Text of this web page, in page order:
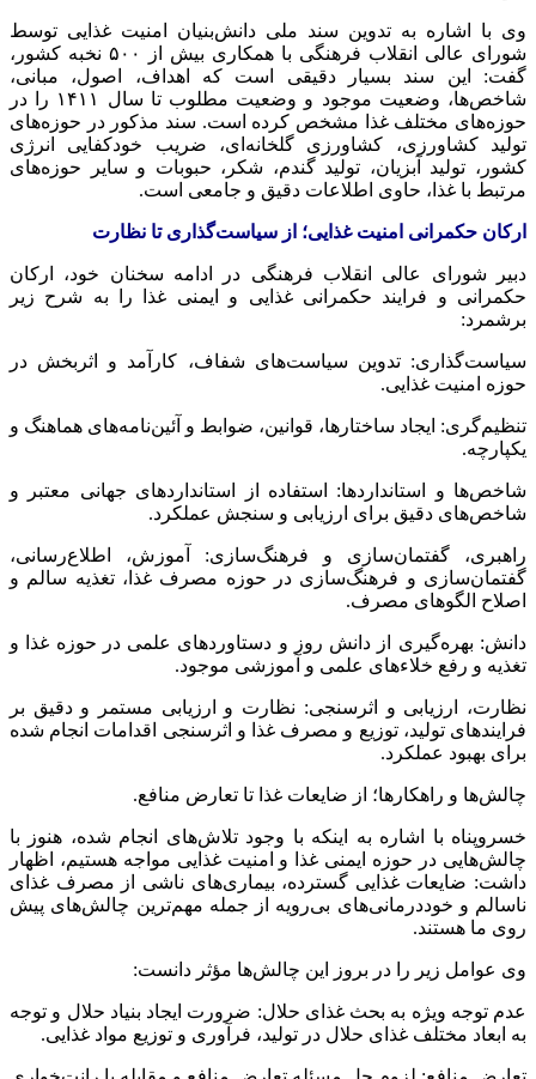
وی با اشاره به تدوین سند ملی دانش‌بنیان امنیت غذایی توسط
شورای عالی انقلاب فرهنگی با همکاری بیش از ۵۰۰ نخبه کشور،
گفت: این سند بسیار دقیقی است که اهداف، اصول، مبانی،
شاخص‌ها، وضعیت موجود و وضعیت مطلوب تا سال ۱۴۱۱ را در
حوزه‌های مختلف غذا مشخص کرده است. سند مذکور در حوزه‌های
تولید کشاورزی، کشاورزی گلخانه‌ای، ضریب خودکفایی انرژی
کشور، تولید آبزیان، تولید گندم، شکر، حبوبات و سایر حوزه‌های
مرتبط با غذا، حاوی اطلاعات دقیق و جامعی است.
ارکان حکمرانی امنیت غذایی؛ از سیاست‌گذاری تا نظارت
دبیر شورای عالی انقلاب فرهنگی در ادامه سخنان خود، ارکان
حکمرانی و فرایند حکمرانی غذایی و ایمنی غذا را به شرح زیر
برشمرد:
سیاست‌گذاری: تدوین سیاست‌های شفاف، کارآمد و اثربخش در
حوزه امنیت غذایی.
تنظیم‌گری: ایجاد ساختارها، قوانین، ضوابط و آئین‌نامه‌های هماهنگ و
یکپارچه.
شاخص‌ها و استانداردها: استفاده از استانداردهای جهانی معتبر و
شاخص‌های دقیق برای ارزیابی و سنجش عملکرد.
راهبری، گفتمان‌سازی و فرهنگ‌سازی: آموزش، اطلاع‌رسانی،
گفتمان‌سازی و فرهنگ‌سازی در حوزه مصرف غذا، تغذیه سالم و
اصلاح الگوهای مصرف.
دانش: بهره‌گیری از دانش روز و دستاوردهای علمی در حوزه غذا و
تغذیه و رفع خلاءهای علمی و آموزشی موجود.
نظارت، ارزیابی و اثرسنجی: نظارت و ارزیابی مستمر و دقیق بر
فرایندهای تولید، توزیع و مصرف غذا و اثرسنجی اقدامات انجام شده
برای بهبود عملکرد.
چالش‌ها و راهکارها؛ از ضایعات غذا تا تعارض منافع.
خسروپناه با اشاره به اینکه با وجود تلاش‌های انجام شده، هنوز با
چالش‌هایی در حوزه ایمنی غذا و امنیت غذایی مواجه هستیم، اظهار
داشت: ضایعات غذایی گسترده، بیماری‌های ناشی از مصرف غذای
ناسالم و خوددرمانی‌های بی‌رویه از جمله مهم‌ترین چالش‌های پیش
روی ما هستند.
وی عوامل زیر را در بروز این چالش‌ها مؤثر دانست:
عدم توجه ویژه به بحث غذای حلال: ضرورت ایجاد بنیاد حلال و توجه
به ابعاد مختلف غذای حلال در تولید، فرآوری و توزیع مواد غذایی.